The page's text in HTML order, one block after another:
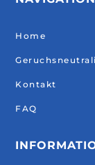
Home
Kontakt
FAQ